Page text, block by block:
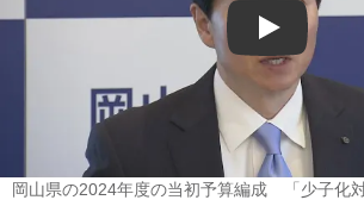
Play
岡山県の2024年度の当初予算編成 「少子化